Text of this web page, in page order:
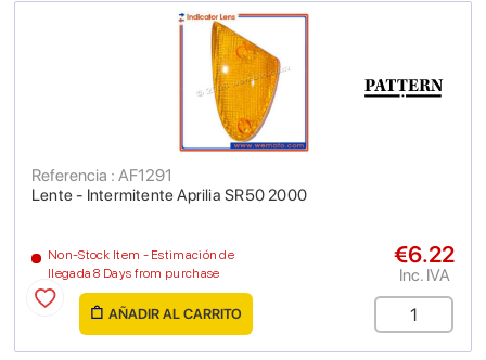
Lente - Intermitente Aprilia SR50 2000
Referencia : AF1291
Non-Stock Item - Estimación de
llegada 8 Days from purchase
€6.22
Inc. IVA
AÑADIR AL CARRITO